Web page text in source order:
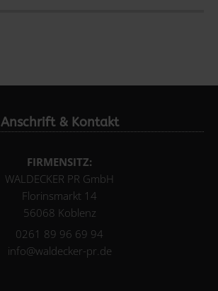
Anschrift & Kontakt
FIRMENSITZ:
WALDECKER PR GmbH
Florinsmarkt 14
56068 Koblenz
0261 89 96 69 94
info@waldecker-pr.de